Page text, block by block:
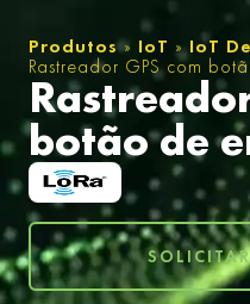
Produtos» IoT »IoT
Rastreador GPS com
botão de